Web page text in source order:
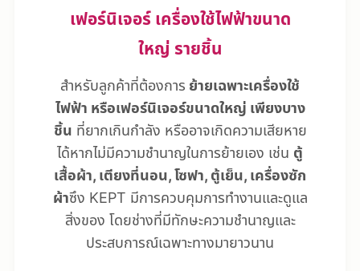
เฟอร์นิเจอร์ เครื่องใช้ไฟฟ้าขนาด
ใหญ่ รายชิ้น
สำหรับลูกค้าที่ต้องการ ย้ายเฉพาะเครื่องใช้
ไฟฟ้า หรือเฟอร์นิเจอร์ขนาดใหญ่ เพียงบาง
ชิ้น ที่ยากเกินกำลัง หรืออาจเกิดความเสียหาย
ได้หากไม่มีความชำนาญในการย้ายเอง เช่น ตู้
เสื้อผ้า, เตียงที่นอน, โซฟา, ตู้เย็น, เครื่องซัก
ผ้าซึง KEPT มีการควบคุมการทำงานและดูแล
สิ่งของ โดยช่างที่มีทักษะความชำนาญและ
ประสบการณ์เฉพาะทางมายาวนาน